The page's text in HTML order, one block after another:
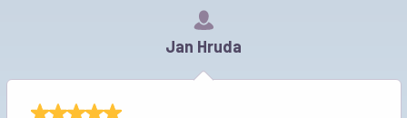
Jan Hruda